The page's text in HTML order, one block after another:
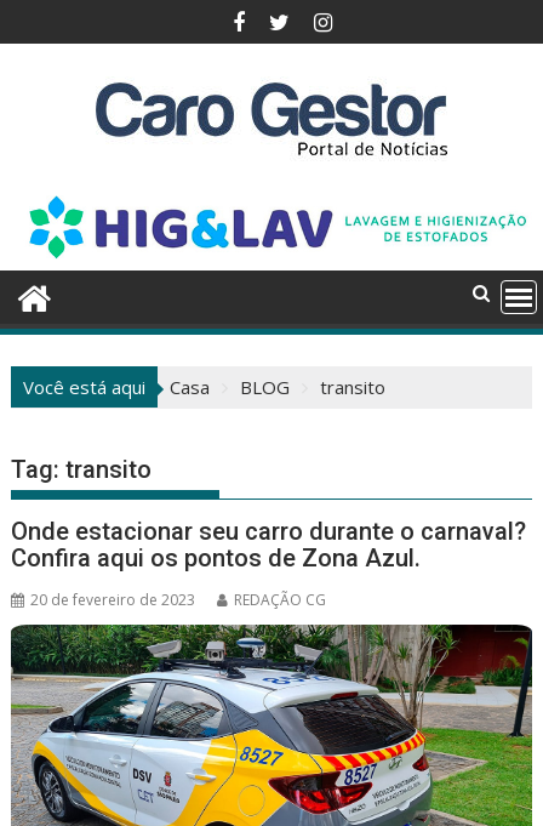
para
Você está aqui Casa BLOG transito
Tag:transito
Onde estacionar seu carro durante o carnaval?
Confira aqui os pontos de Zona Azul.
20 de fevereiro de 2023 REDAÇÃO CG